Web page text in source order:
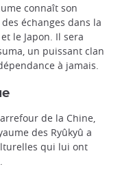
connaît son
échanges dans la
le Japon. Il sera
un puissant clan
à jamais.
de la Chine,
des Ryûkyû a
qui lui ont